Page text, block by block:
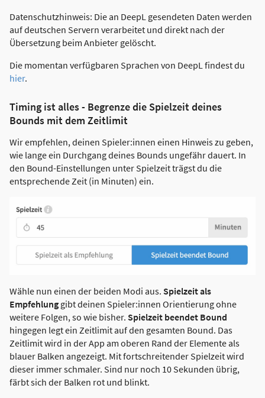
Datenschutzhinweis: Die an DeepL gesendeten Daten werden
auf deutschen Servern verarbeitet und direkt nach der
Übersetzung beim Anbieter gelöscht.
Die momentan verfügbaren Sprachen von DeepL findest du
hier.
Timing ist alles - Begrenze die Spielzeit deines
Bounds mit dem Zeitlimit
Wir empfehlen, deinen Spieler:innen einen Hinweis zu geben,
wie lange ein Durchgang deines Bounds ungefähr dauert. In
den Bound-Einstellungen unter Spielzeit trägst du die
entsprechende Zeit (in Minuten) ein.
Wähle nun einen der beiden Modi aus. Spielzeit als
Empfehlung gibt deinen Spieler:innen Orientierung ohne
weitere Folgen, so wie bisher. Spielzeit beendet Bound
hingegen legt ein Zeitlimit auf den gesamten Bound. Das
Zeitlimit wird in der App am oberen Rand der Elemente als
blauer Balken angezeigt. Mit fortschreitender Spielzeit wird
dieser immer schmaler. Sind nur noch 10 Sekunden übrig,
färbt sich der Balken rot und blinkt.